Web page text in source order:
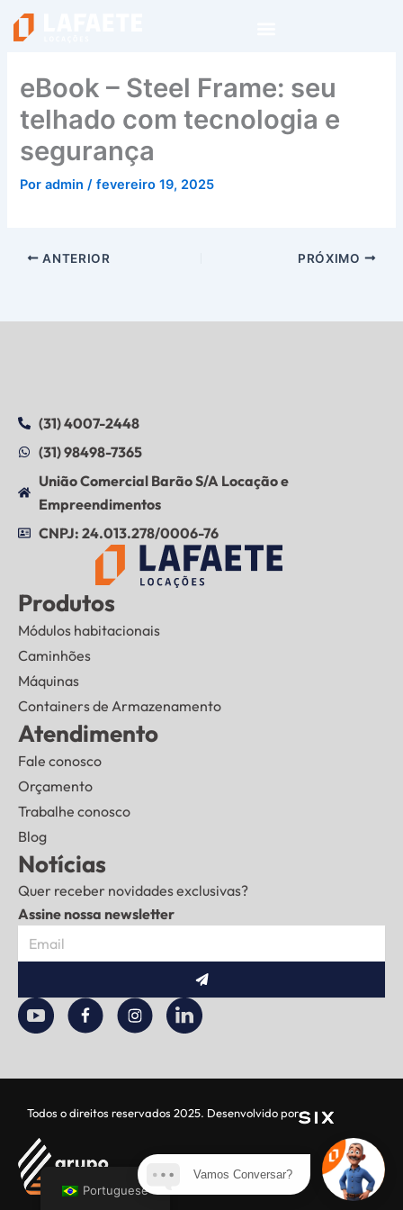
conteúdo
eBook – Steel Frame: seu
telhado com tecnologia e
segurança
Poradmin/fevereiro 19, 2025
ANTERIOR PRÓXIMO
(31) 4007-2448
(31) 98498-7365
União Comercial Barão S/A Locação e
Empreendimentos
CNPJ: 24.013.278/0006-76
Produtos
Módulos habitacionais
Caminhões
Máquinas
Containers de Armazenamento
Atendimento
Fale conosco
Orçamento
Trabalhe conosco
Blog
Notícias
Quer receber novidades exclusivas?
Assine nossa newsletter
Enviar
Todos o direitos reservados 2025. Desenvolvido por
Portuguese
Vamos Conversar?